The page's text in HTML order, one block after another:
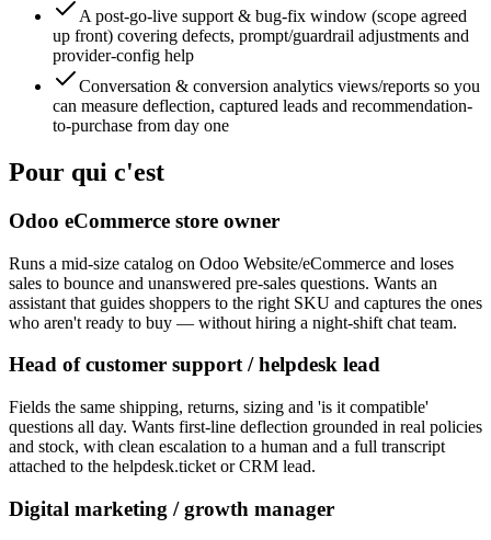
A post-go-live support & bug-fix window (scope agreed
up front) covering defects, prompt/guardrail adjustments and
provider-config help
Conversation & conversion analytics views/reports so you
can measure deflection, captured leads and recommendation-
to-purchase from day one
Pour qui c'est
Odoo eCommerce store owner
Runs a mid-size catalog on Odoo Website/eCommerce and loses
sales to bounce and unanswered pre-sales questions. Wants an
assistant that guides shoppers to the right SKU and captures the ones
who aren't ready to buy — without hiring a night-shift chat team.
Head of customer support / helpdesk lead
Fields the same shipping, returns, sizing and 'is it compatible'
questions all day. Wants first-line deflection grounded in real policies
and stock, with clean escalation to a human and a full transcript
attached to the helpdesk.ticket or CRM lead.
Digital marketing / growth manager